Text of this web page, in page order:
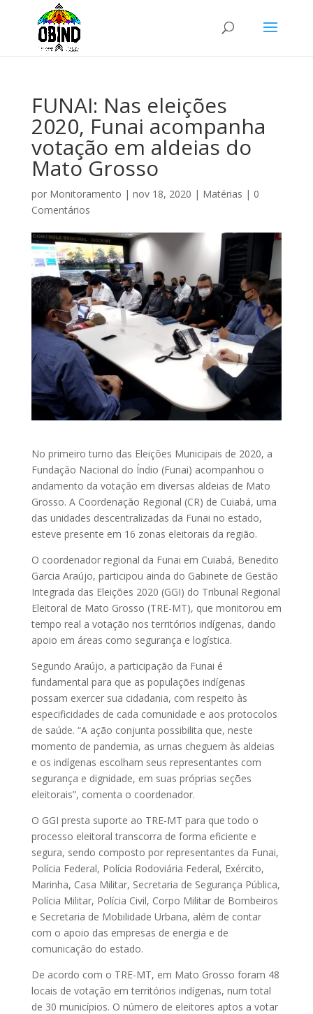
FUNAI: Nas eleições
2020, Funai acompanha
votação em aldeias do
Mato Grosso
por Monitoramento | nov 18, 2020 | Matérias | 0
Comentários
No primeiro turno das Eleições Municipais de 2020, a
Fundação Nacional do Índio (Funai) acompanhou o
andamento da votação em diversas aldeias de Mato
Grosso. A Coordenação Regional (CR) de Cuiabá, uma
das unidades descentralizadas da Funai no estado,
esteve presente em 16 zonas eleitorais da região.
O coordenador regional da Funai em Cuiabá, Benedito
Garcia Araújo, participou ainda do Gabinete de Gestão
Integrada das Eleições 2020 (GGI) do Tribunal Regional
Eleitoral de Mato Grosso (TRE-MT), que monitorou em
tempo real a votação nos territórios indígenas, dando
apoio em áreas como segurança e logística.
Segundo Araújo, a participação da Funai é
fundamental para que as populações indígenas
possam exercer sua cidadania, com respeito às
especificidades de cada comunidade e aos protocolos
de saúde. “A ação conjunta possibilita que, neste
momento de pandemia, as urnas cheguem às aldeias
e os indígenas escolham seus representantes com
segurança e dignidade, em suas próprias seções
eleitorais”, comenta o coordenador.
O GGI presta suporte ao TRE-MT para que todo o
processo eleitoral transcorra de forma eficiente e
segura, sendo composto por representantes da Funai,
Polícia Federal, Polícia Rodoviária Federal, Exército,
Marinha, Casa Militar, Secretaria de Segurança Pública,
Polícia Militar, Polícia Civil, Corpo Militar de Bombeiros
e Secretaria de Mobilidade Urbana, além de contar
com o apoio das empresas de energia e de
comunicação do estado.
De acordo com o TRE-MT, em Mato Grosso foram 48
locais de votação em territórios indígenas, num total
de 30 municípios. O número de eleitores aptos a votar